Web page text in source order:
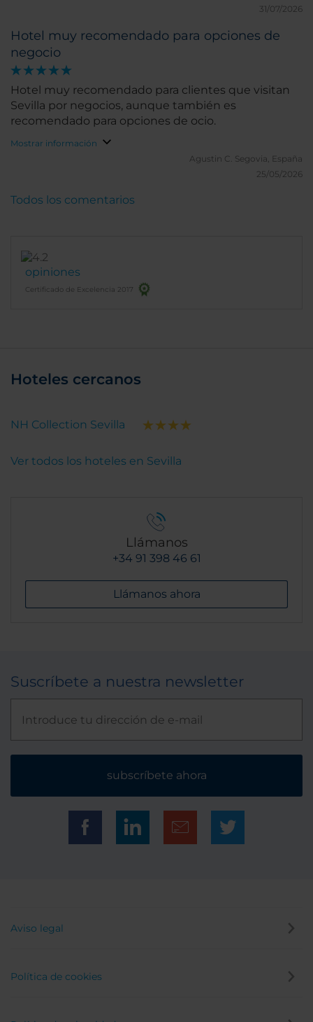
31/07/2026
Hotel muy recomendado para opciones de
negocio
Hotel muy recomendado para clientes que visitan
Sevilla por negocios, aunque también es
recomendado para opciones de ocio.
Mostrar información
Agustin C. Segovia, España
25/05/2026
opiniones
Certificado de Excelencia 2017
Todos los comentarios
Hoteles cercanos
NH Collection Sevilla
Ver todos los hoteles en Sevilla
Llámanos
+34 91 398 46 61
Llámanos ahora
Suscríbete a nuestra newsletter
subscríbete ahora
Aviso legal
Política de cookies